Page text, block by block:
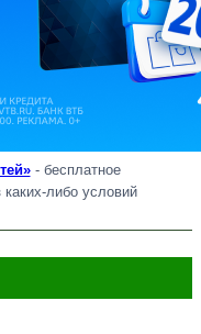
- бесплатное
либо условий